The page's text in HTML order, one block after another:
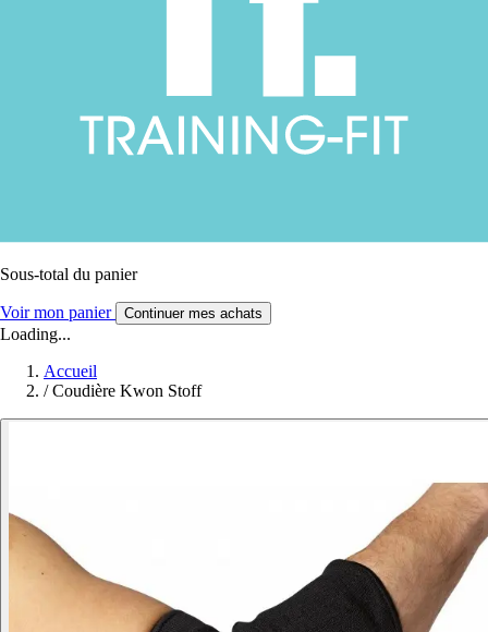
Sous-total du panier
Voir mon panier Continuer mes achats
Loading...
Accueil
/ Coudière Kwon Stoff